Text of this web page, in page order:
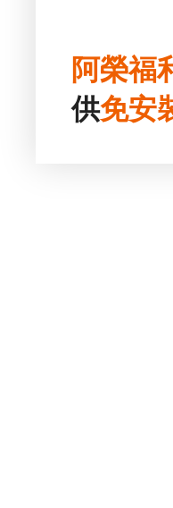
阿榮福
供免安